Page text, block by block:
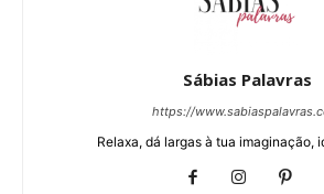
Sábias Palavras
https://
Relaxa, dá largas à tua imaginação,